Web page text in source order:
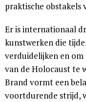
praktische obstakels
Er is internationaal
kunstwerken die
verduidelijken en
van de Holocaust te
Brand vormt een
voortdurende strijd,